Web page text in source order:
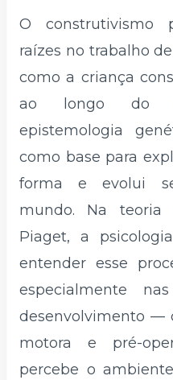
O construtivismo
raízes no trabalho
como a criança
ao longo do
epistemologia
como base para
forma e evolui
mundo. Na teoria
Piaget, a
entender esse
especialmente
desenvolvimento —
motora e pré-
percebe o